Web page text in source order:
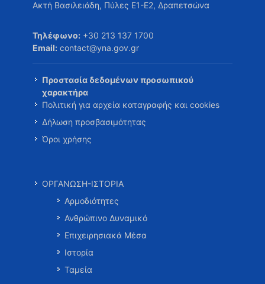
Ακτή Βασιλειάδη, Πύλες Ε1-Ε2, Δραπετσώνα
Τηλέφωνο: +30 213 137 1700
Email: contact@yna.gov.gr
Προστασία δεδομένων προσωπικού
χαρακτήρα
Πολιτική για αρχεία καταγραφής και cookies
Δήλωση προσβασιμότητας
Όροι χρήσης
ΟΡΓΑΝΩΣΗ-ΙΣΤΟΡΙΑ
Αρμοδιότητες
Ανθρώπινο Δυναμικό
Επιχειρησιακά Μέσα
Ιστορία
Ταμεία